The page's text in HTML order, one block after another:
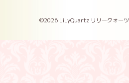
©2026 LiLyQuartz リリークォーツ